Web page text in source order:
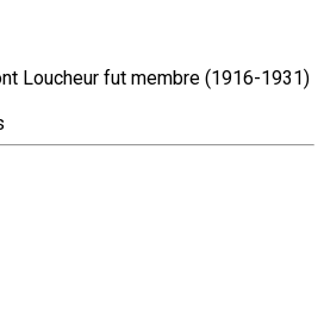
Loucheur fut membre (1916-1931)